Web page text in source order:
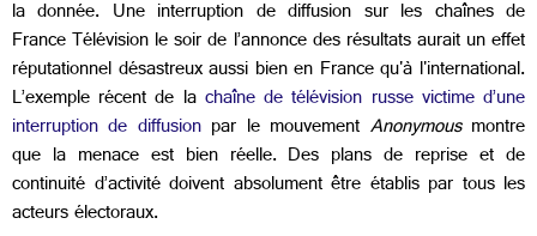
la donnée. Une interruption de diffusion sur les chaînes de
France Télévision le soir de l’annonce des résultats aurait un effet
réputationnel désastreux aussi bien en France qu'à l'international.
L’exemple récent de la chaîne de télévision russe victime d’une
interruption de diffusionpar le mouvement Anonymousmontre
que la menace est bien réelle. Des plans de reprise et de
continuité d’activité doivent absolument être établis par tous les
acteurs électoraux.